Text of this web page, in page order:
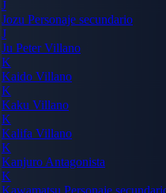
J
Jozu Personaje secundario
J
Ju PeterVillano
K
Kaido Villano
K
Kaku Villano
K
Kalifa Villano
K
Kanjuro Antagonista
K
Kawamatsu Personaje